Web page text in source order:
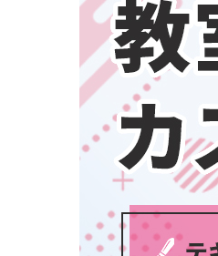
富山県
石川県
福井県
山梨県
長野県
岐阜県
静岡県
関西
滋賀県
学習教室 (5437)